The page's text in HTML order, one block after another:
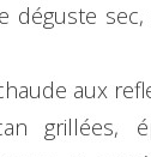
déguste
aux
grillées,